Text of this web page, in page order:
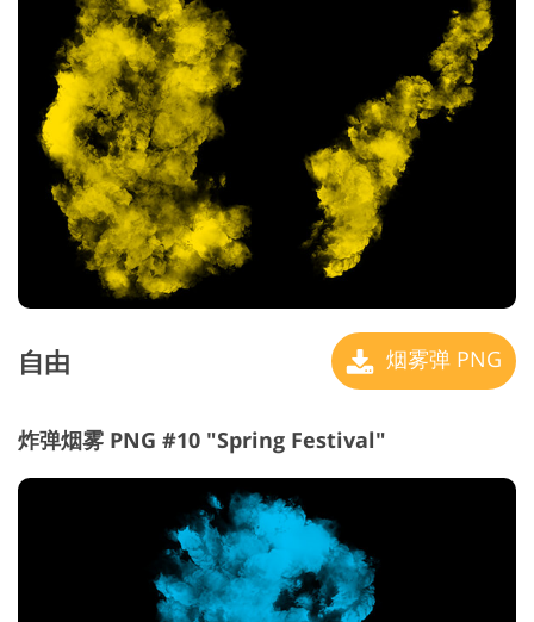
自由 烟雾弹 PNG
炸弹烟雾 PNG #10 "Spring Festival"